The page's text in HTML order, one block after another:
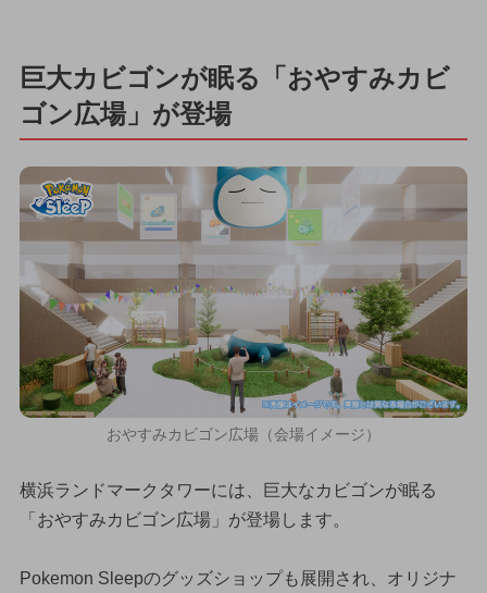
巨大カビゴンが眠る「おやすみカビ
ゴン広場」が登場
おやすみカビゴン広場（会場イメージ）
横浜ランドマークタワーには、巨大なカビゴンが眠る
「おやすみカビゴン広場」が登場します。
Pokemon Sleepのグッズショップも展開され、オリジナ